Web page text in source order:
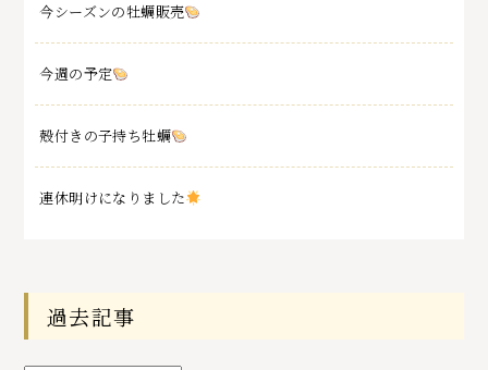
今シーズンの牡蠣販売
今週の予定
殻付きの子持ち牡蠣
連休明けになりました
過去記事